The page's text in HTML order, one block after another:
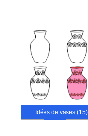
Idées de vases (15)